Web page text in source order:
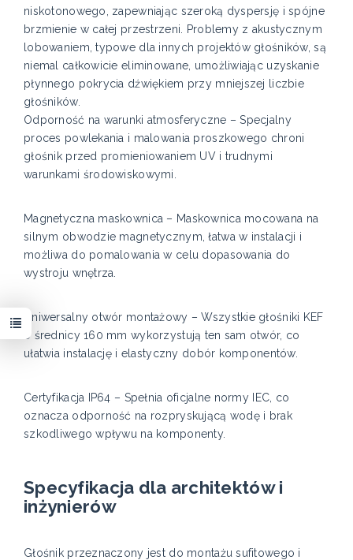
niskotonowego, zapewniając szeroką dyspersję i spójne
brzmienie w całej przestrzeni. Problemy z akustycznym
lobowaniem, typowe dla innych projektów głośników, są
niemal całkowicie eliminowane, umożliwiając uzyskanie
płynnego pokrycia dźwiękiem przy mniejszej liczbie
głośników.
Odporność na warunki atmosferyczne – Specjalny
proces powlekania i malowania proszkowego chroni
głośnik przed promieniowaniem UV i trudnymi
warunkami środowiskowymi.
Magnetyczna maskownica – Maskownica mocowana na
silnym obwodzie magnetycznym, łatwa w instalacji i
możliwa do pomalowania w celu dopasowania do
wystroju wnętrza.
Uniwersalny otwór montażowy – Wszystkie głośniki KEF
o średnicy 160 mm wykorzystują ten sam otwór, co
ułatwia instalację i elastyczny dobór komponentów.
Certyfikacja IP64 – Spełnia oficjalne normy IEC, co
oznacza odporność na rozpryskującą wodę i brak
szkodliwego wpływu na komponenty.
Specyfikacja dla architektów i
inżynierów
Głośnik przeznaczony jest do montażu sufitowego i